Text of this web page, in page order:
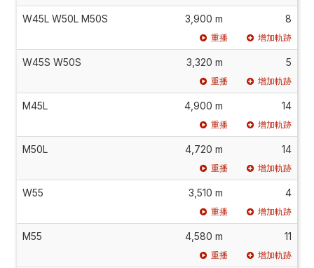
W45L W50L M50S 3,900 m 8
重播 增加軌跡
W45S W50S 3,320 m 5
重播 增加軌跡
M45L 4,900 m 14
重播 增加軌跡
M50L 4,720 m 14
重播 增加軌跡
W55 3,510 m 4
重播 增加軌跡
M55 4,580 m 11
重播 增加軌跡